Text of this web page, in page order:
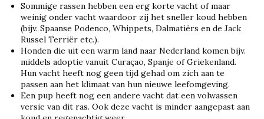
Sommige rassen hebben een erg korte vacht of maar
weinig onder vacht waardoor zij het sneller koud hebben
(bijv. Spaanse Podenco, Whippets, Dalmatiërs en de Jack
Russel Terriër etc.).
Honden die uit een warm land naar Nederland komen bijv.
middels adoptie vanuit Curaçao, Spanje of Griekenland.
Hun vacht heeft nog geen tijd gehad om zich aan te
passen aan het klimaat van hun nieuwe leefomgeving.
Een pup heeft nog een andere vacht dat een volwassen
versie van dit ras. Ook deze vacht is minder aangepast aan